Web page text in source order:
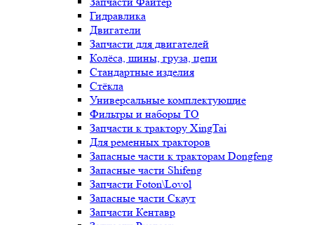
Гидравлика
Двигатели
Запчасти для двигателей
Колёса, шины, груза, цепи
Стандартные изделия
Стёкла
Универсальные комплектующие
Фильтры и наборы ТО
Запчасти к трактору XingTai
Для ременных тракторов
Запасные части к тракторам Dongfeng
Запасные части Shifeng
Запчасти Foton\Lovol
Запасные части Скаут
Запчасти Кентавр